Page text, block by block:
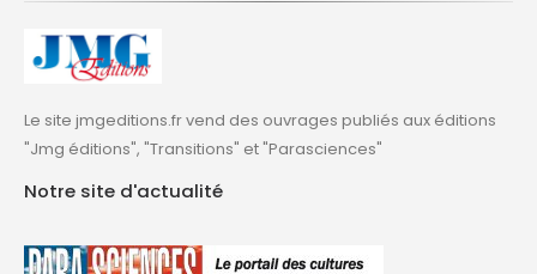
Le site jmgeditions.fr vend des ouvrages publiés aux éditions
"Jmg éditions", "Transitions" et "Parasciences"
Notre site d'actualité